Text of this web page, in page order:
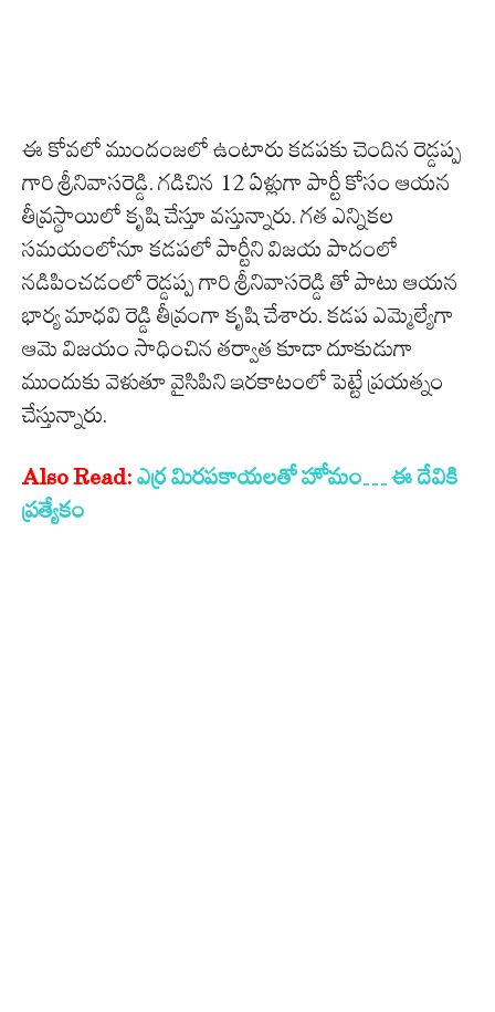
ఈ కోవలో ముందంజలో ఉంటారు కడపకు చెందిన రెడ్డప్ప
గారి శ్రీనివాసరెడ్డి. గడిచిన 12 ఏళ్లుగా పార్టీ కోసం ఆయన
తీవ్రస్థాయిలో కృషి చేస్తూ వస్తున్నారు. గత ఎన్నికల
సమయంలోనూ కడపలో పార్టీని విజయ పాదంలో
నడిపించడంలో రెడ్డప్ప గారి శ్రీనివాసరెడ్డి తో పాటు ఆయన
భార్య మాధవి రెడ్డి తీవ్రంగా కృషి చేశారు. కడప ఎమ్మెల్యేగా
ఆమె విజయం సాధించిన తర్వాత కూడా దూకుడుగా
ముందుకు వెళుతూ వైసిపిని ఇరకాటంలో పెట్టే ప్రయత్నం
చేస్తున్నారు.
Also Read: ఎర్ర మిరపకాయలతో హోమం… ఈ దేవికి
ప్రత్యేకం